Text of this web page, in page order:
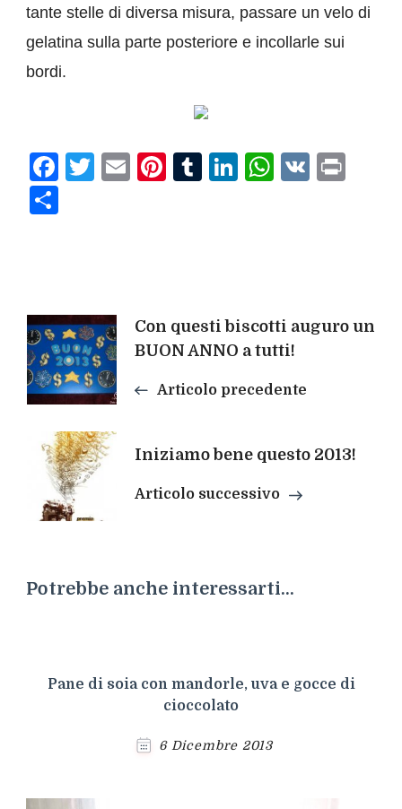
tante stelle di diversa misura, passare un velo di
gelatina sulla parte posteriore e incollarle sui
bordi.
Facebook
Twitter
EmailPinterest
Tumblr
LinkedIn
VK
Navigazione
articoli
Con questi biscotti auguro un
BUON ANNO a tutti!
Articolo precedente
Iniziamo bene questo 2013!
Articolo successivo
Potrebbe anche interessarti...
Pane di soia con mandorle, uva e gocce di
cioccolato
6 Dicembre 2013